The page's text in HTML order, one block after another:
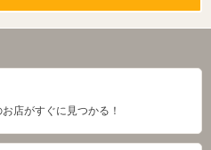
店がすぐに見つかる！